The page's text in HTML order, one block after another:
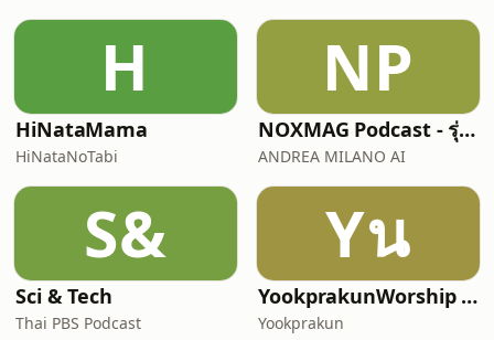
https://podcasters.spotify.com/pod/show/
Podcast:
https://apple.co/3A8UIxhWebsite:
https://pimchology.wi
H
HiNataMama
HiNataNoTabi
NP
NOXMAG Podcast - รุ่นภาษาไทย
ANDREA MILANO AI
S&
Sci & Tech
Thai PBS Podcast
Yน
YookprakunWorship นมัสการสรรเสริญพระเจ้ากับคริสตจักรย
Yookprakun